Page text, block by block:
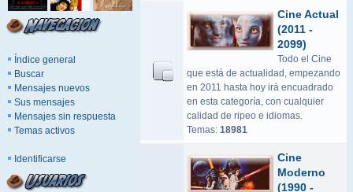
Índice general
Buscar
Mensajes nuevos
Sus mensajes
Mensajes sin respuesta
Temas activos
Identificarse
Cine Actual
(2011 -
2099)
Todo el Cine
que está de actualidad, empezando
en 2011 hasta hoy irá encuadrado
en esta categoría, con cualquier
calidad de ripeo e idiomas.
Temas: 18981
Cine
Moderno
(1990 -